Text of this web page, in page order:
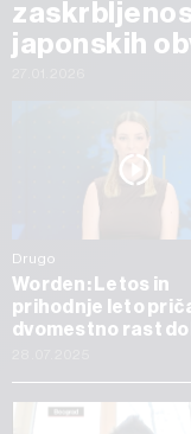
japonskih
Drugo
Worden: Letos in
prihodnje leto
dvomestno rast